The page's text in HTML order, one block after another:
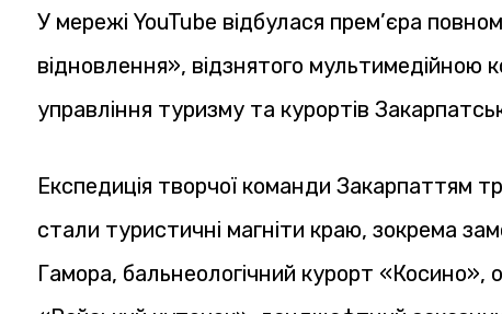
У мережі YouTube відбулася прем’єра
відновлення», відзнятого мультимедійною
управління туризму та курортів
Експедиція творчої команди Закарпаттям
стали туристичні магніти краю, зокрема
Гамора, бальнеологічний курорт